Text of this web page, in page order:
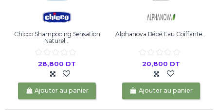
Chicco Shampooing Sensation
Naturel...
28,800 DT
Ajouter au panier
Alphanova Bébé Eau Coiffante...
20,800 DT
Ajouter au panier